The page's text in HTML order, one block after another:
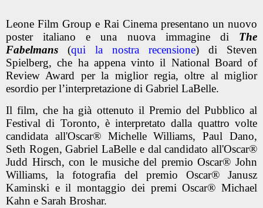
Leone Film Group e Rai Cinema presentano un nuovo
poster italiano e una nuova immagine di The
Fabelmans
(qui la nostra recensione)
di Steven
Spielberg, che ha appena vinto il National Board of
Review Award per la miglior regia, oltre al miglior
esordio per l’interpretazione di Gabriel LaBelle.
Il film, che ha già ottenuto il Premio del Pubblico al
Festival di Toronto, è interpretato dalla quattro volte
candidata all'Oscar® Michelle Williams, Paul Dano,
Seth Rogen, Gabriel LaBelle e dal candidato all'Oscar®
Judd Hirsch, con le musiche del premio Oscar® John
Williams, la fotografia del premio Oscar® Janusz
Kaminski e il montaggio dei premi Oscar® Michael
Kahn e Sarah Broshar.